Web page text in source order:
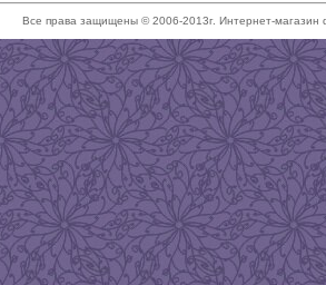
Все права защищены © 2006-2013г. Интернет-магазин